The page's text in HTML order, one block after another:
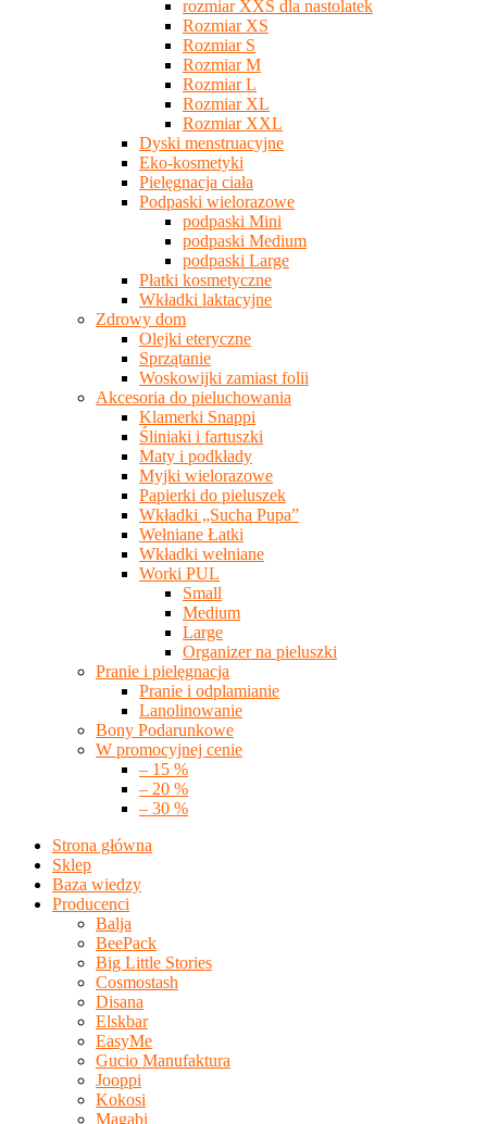
rozmiar XXS dla nastolatek
Rozmiar XS
Rozmiar S
Rozmiar M
Rozmiar L
Rozmiar XL
Rozmiar XXL
Dyski menstruacyjne
Eko-kosmetyki
Pielęgnacja ciała
Podpaski wielorazowe
podpaski Mini
podpaski Medium
podpaski Large
Płatki kosmetyczne
Wkładki laktacyjne
Zdrowy dom
Olejki eteryczne
Sprzątanie
Woskowijki zamiast folii
Akcesoria do pieluchowania
Klamerki Snappi
Śliniaki i fartuszki
Maty i podkłady
Myjki wielorazowe
Papierki do pieluszek
Wkładki „Sucha Pupa”
Wełniane Łatki
Wkładki wełniane
Worki PUL
Small
Medium
Large
Organizer na pieluszki
Pranie i pielęgnacja
Pranie i odplamianie
Lanolinowanie
Bony Podarunkowe
W promocyjnej cenie
– 15 %
– 20 %
– 30 %
Strona główna
Sklep
Baza wiedzy
Producenci
Balja
BeePack
Big Little Stories
Cosmostash
Disana
Elskbar
EasyMe
Gucio Manufaktura
Jooppi
Kokosi
Magabi